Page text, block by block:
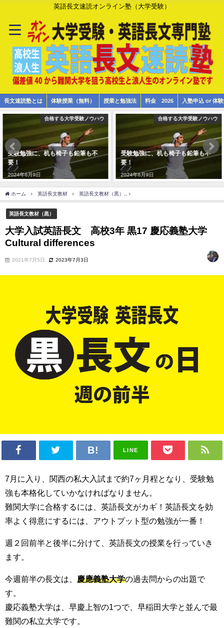
英語長文速読オンライン塾（大学受験）
長文速読塾とは 体験授業（無料） 授業と勉強法 料金 2026 入塾申込 or 体
合格する大学受験ノウハウ
受験勉強に、机も椅子も鉛筆も不
要！
2024年6月9日
合格する大学受験ノウハウ
受験勉強に、机も椅子も鉛筆も不
要！
2024年6月9日
ホーム 英語長文教材 英語長文教材（黒）
英語長文教材（黒）
大学入試英語長文 高校3年 黒17 慶応義塾大学
Cultural differences
2021年7月5日 2023年7月3日
LINE
7月に入り、関西の私大入試まで約7ヶ月程となり、受験勉
強も本格化していかなければなりません。
難関大学に合格するには、英語長文がカギ！英語長文を効
率よく得意にするには、アウトプット型の勉強が一番！
週２回前半と後半に分けて、英語長文の授業を行っていき
ます。
今週前半の長文は、 慶應義塾大学の過去問からの出題で
す。
慶応義塾大学は、早慶上智の1つで、早稲田大学と並んで最
難関の私立大学です。